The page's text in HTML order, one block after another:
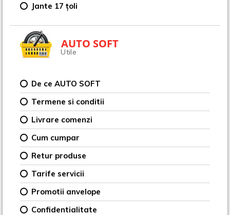
Jante 17 țoli
AUTO SOFT
Utile
De ce AUTO SOFT
Termene si conditii
Livrare comenzi
Cum cumpar
Retur produse
Tarife servicii
Promotii anvelope
Confidentialitate